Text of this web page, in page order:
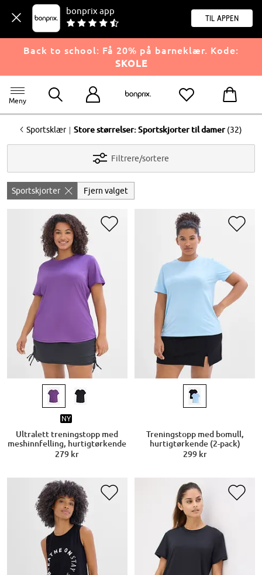
bonprix app
til appen
Back to school: Få 20% på barneklær. Kode:
SKOLE
Meny
<Sportsklær | Store størrelser: Sportskjorter til damer (32)
Filtrere/sortere
Sportskjorter Fjern valget
NY
Ultralett treningstopp med
meshinnfelling, hurtigtørkende
279 kr
Treningstopp med bomull,
hurtigtørkende (2-pack)
299 kr